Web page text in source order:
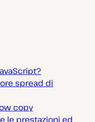
spread di
copy
le prestazioni ed